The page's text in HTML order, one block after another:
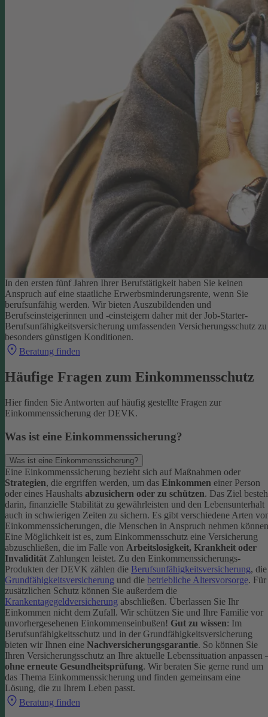
In den ersten fünf Jahren Ihrer Berufstätigkeit haben Sie keinen
Anspruch auf eine staatliche Erwerbsminderungsrente, wenn Sie
berufsunfähig werden. Wir bieten Auszubildenden und
Berufseinsteigerinnen und -einsteigern daher mit der Job-Starter-
Berufsunfähigkeitsversicherung umfassenden Versicherungsschutz zu
besonders günstigen Konditionen.
Beratung finden
Häufige Fragen zum Einkommensschutz
Hier finden Sie Antworten auf häufig gestellte Fragen zur
Einkommenssicherung der DEVK.
Was ist eine Einkommenssicherung?
Was ist eine Einkommenssicherung?
Eine Einkommenssicherung bezieht sich auf Maßnahmen oder
Strategien, die ergriffen werden, um das Einkommen einer Person
oder eines Haushalts abzusichern oder zu schützen. Das Ziel
darin, finanzielle Stabilität zu gewährleisten und den Lebensunterhalt
auch in schwierigen Zeiten zu sichern. Es gibt verschiedene Arten
Einkommenssicherungen, die Menschen in Anspruch nehmen
Eine Möglichkeit ist es, zum Einkommensschutz eine Versicherung
abzuschließen, die im Falle von Arbeitslosigkeit, Krankheit oder
Invalidität Zahlungen leistet. Zu den Einkommenssicherungs-
Produkten der DEVK zählen die Berufsunfähigkeitsversicherung, die
Grundfähigkeitsversicherung und die betriebliche Altersvorsorge. Für
zusätzlichen Schutz können Sie außerdem die
Krankentagegeldversicherung abschließen. Überlassen Sie Ihr
Einkommen nicht dem Zufall. Wir schützen Sie und Ihre Familie vor
unvorhergesehenen Einkommenseinbußen! Gut zu wissen: Im
Berufsunfähigkeitsschutz und in der Grundfähigkeitsversicherung
bieten wir Ihnen eine Nachversicherungsgarantie. So können Sie
Ihren Versicherungsschutz an Ihre aktuelle Lebenssituation anpassen
ohne erneute Gesundheitsprüfung. Wir beraten Sie gerne rund um
das Thema Einkommenssicherung und finden gemeinsam eine
Lösung, die zu Ihrem Leben passt.
Beratung finden